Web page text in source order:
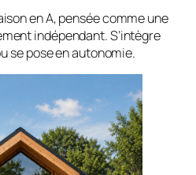
en A, pensée comme une
indépendant. S’intègre
se pose en autonomie.